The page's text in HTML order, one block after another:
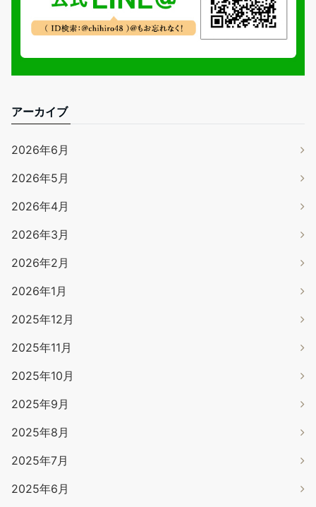
アーカイブ
2026年6月
2026年5月
2026年4月
2026年3月
2026年2月
2026年1月
2025年12月
2025年11月
2025年10月
2025年9月
2025年8月
2025年7月
2025年6月